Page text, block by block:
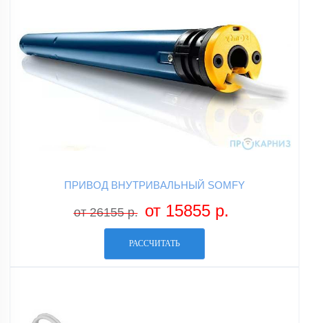
ПРИВОД ВНУТРИВАЛЬНЫЙ SOMFY
от 26155 р. от 15855 р.
РАССЧИТАТЬ